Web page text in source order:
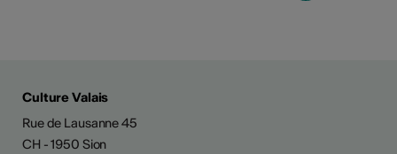
Culture Valais
Rue de Lausanne 45
CH - 1950 Sion